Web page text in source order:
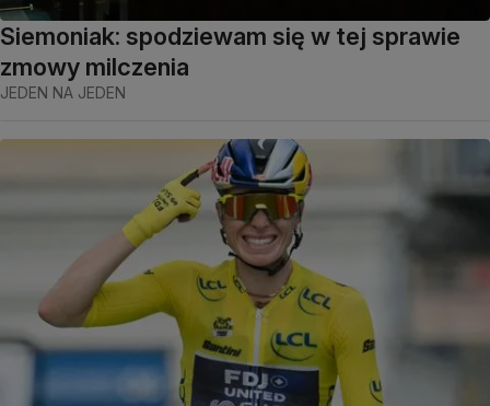
Siemoniak: spodziewam się w tej sprawie
zmowy milczenia
JEDEN NA JEDEN